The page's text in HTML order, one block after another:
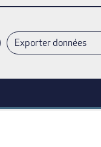
Exporter données